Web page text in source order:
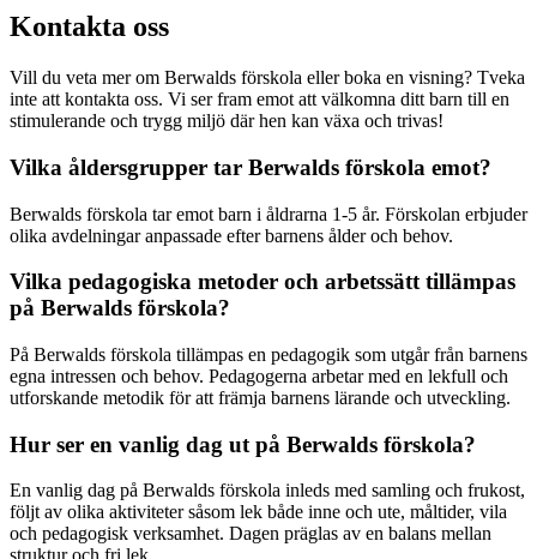
Kontakta oss
Vill du veta mer om Berwalds förskola eller boka en visning? Tveka
inte att kontakta oss. Vi ser fram emot att välkomna ditt barn till en
stimulerande och trygg miljö där hen kan växa och trivas!
Vilka åldersgrupper tar Berwalds förskola emot?
Berwalds förskola tar emot barn i åldrarna 1-5 år. Förskolan erbjuder
olika avdelningar anpassade efter barnens ålder och behov.
Vilka pedagogiska metoder och arbetssätt tillämpas
på Berwalds förskola?
På Berwalds förskola tillämpas en pedagogik som utgår från barnens
egna intressen och behov. Pedagogerna arbetar med en lekfull och
utforskande metodik för att främja barnens lärande och utveckling.
Hur ser en vanlig dag ut på Berwalds förskola?
En vanlig dag på Berwalds förskola inleds med samling och frukost,
följt av olika aktiviteter såsom lek både inne och ute, måltider, vila
och pedagogisk verksamhet. Dagen präglas av en balans mellan